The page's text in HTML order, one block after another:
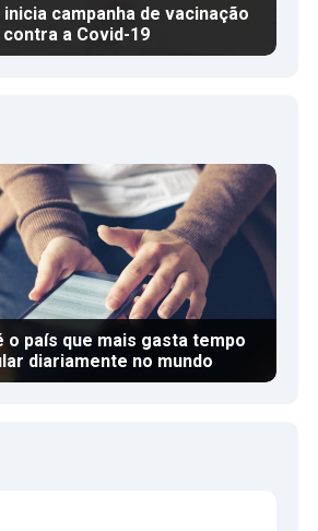
inicia campanha de vacinação
a Covid-19
o país que mais gasta tempo
diariamente no mundo